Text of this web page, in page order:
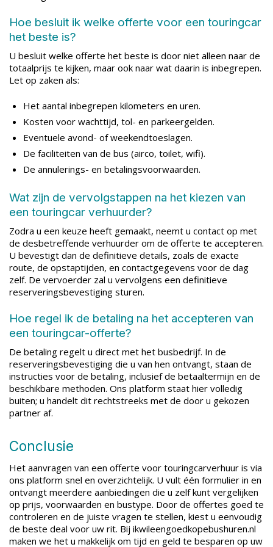
Hoe besluit ik welke offerte voor een touringcar
het beste is?
U besluit welke offerte het beste is door niet alleen naar de
totaalprijs te kijken, maar ook naar wat daarin is inbegrepen.
Let op zaken als:
Het aantal inbegrepen kilometers en uren.
Kosten voor wachttijd, tol- en parkeergelden.
Eventuele avond- of weekendtoeslagen.
De faciliteiten van de bus (airco, toilet, wifi).
De annulerings- en betalingsvoorwaarden.
Wat zijn de vervolgstappen na het kiezen van
een touringcar verhuurder?
Zodra u een keuze heeft gemaakt, neemt u contact op met
de desbetreffende verhuurder om de offerte te accepteren.
U bevestigt dan de definitieve details, zoals de exacte
route, de opstaptijden, en contactgegevens voor de dag
zelf. De vervoerder zal u vervolgens een definitieve
reserveringsbevestiging sturen.
Hoe regel ik de betaling na het accepteren van
een touringcar-offerte?
De betaling regelt u direct met het busbedrijf. In de
reserveringsbevestiging die u van hen ontvangt, staan de
instructies voor de betaling, inclusief de betaaltermijn en de
beschikbare methoden. Ons platform staat hier volledig
buiten; u handelt dit rechtstreeks met de door u gekozen
partner af.
Conclusie
Het aanvragen van een offerte voor touringcarverhuur is via
ons platform snel en overzichtelijk. U vult één formulier in en
ontvangt meerdere aanbiedingen die u zelf kunt vergelijken
op prijs, voorwaarden en bustype. Door de offertes goed te
controleren en de juiste vragen te stellen, kiest u eenvoudig
de beste deal voor uw rit. Bij ikwileengoedkopebushuren.nl
maken we het u makkelijk om tijd en geld te besparen op uw